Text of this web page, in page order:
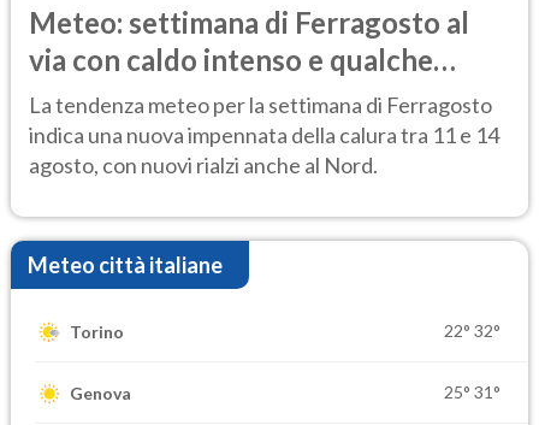
Meteo: settimana di Ferragosto al
via con caldo intenso e qualche
temporale
La tendenza meteo per la settimana di Ferragosto
indica una nuova impennata della calura tra 11 e 14
agosto, con nuovi rialzi anche al Nord.
Meteo città italiane
Torino 22° 32°
Genova 25° 31°